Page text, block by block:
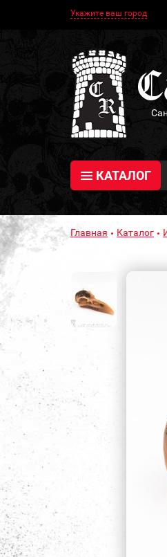
Укажите ваш город
КАТАЛОГ
Главная Каталог